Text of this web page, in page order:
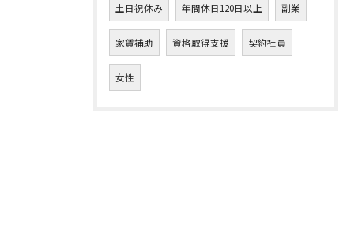
土日祝休み 年間休日120日以上 副業
家賃補助 資格取得支援 契約社員
女性